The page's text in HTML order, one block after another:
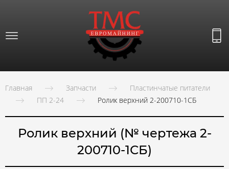
Главная Запчасти
Пластинчатые питатели
ПП 2-24
Ролик верхний 2-200710-1СБ
Ролик верхний (№ чертежа 2-
200710-1СБ)